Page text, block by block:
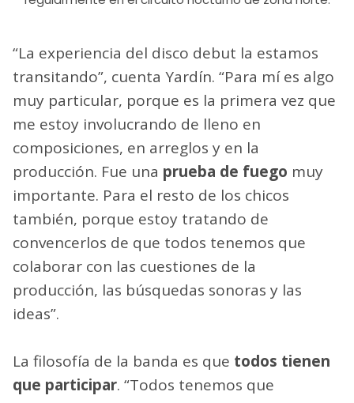
“La experiencia del disco debut la estamos
transitando”, cuenta Yardín. “Para mí es algo
muy particular, porque es la primera vez que
me estoy involucrando de lleno en
composiciones, en arreglos y en la
producción. Fue una prueba de fuego muy
importante. Para el resto de los chicos
también, porque estoy tratando de
convencerlos de que todos tenemos que
colaborar con las cuestiones de la
producción, las búsquedas sonoras y las
ideas”.
La filosofía de la banda es que todos tienen
que participar. “Todos tenemos que